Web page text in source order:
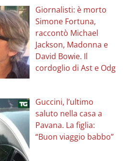
Giornalisti: è morto
Simone Fortuna,
raccontò Michael
Jackson, Madonna e
David Bowie. Il
cordoglio di Ast e Odg
Guccini, l’ultimo
saluto nella casa a
Pavana. La figlia:
“Buon viaggio babbo”